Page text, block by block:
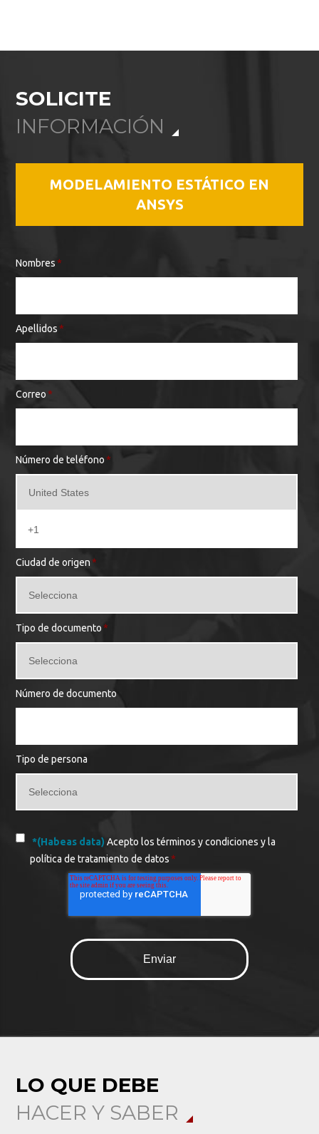
SOLICITE
INFORMACIÓN
MODELAMIENTO ESTÁTICO EN
ANSYS
Nombres *
Apellidos *
Correo *
Número de teléfono *
Ciudad de origen *
Tipo de documento *
Número de documento
Tipo de persona
*(Habeas data)Acepto los términos y condiciones y la
política de tratamiento de datos *
LO QUE DEBE
HACER Y SABER